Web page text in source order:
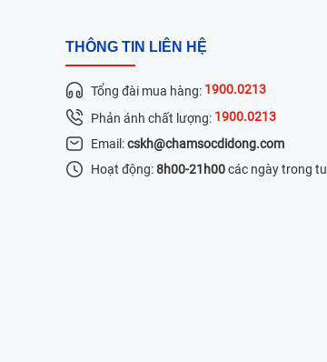
THÔNG TIN LIÊN HỆ
Tổng đài mua hàng: 1900.0213
Phản ánh chất lượng: 1900.0213
Email:cskh@chamsocdidong.com
Hoạt động:8h00-21h00các ngày trong